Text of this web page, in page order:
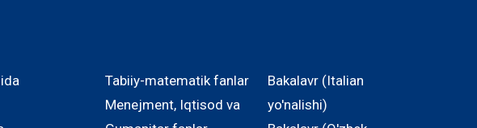
Tabiiy-matematik fanlar
Menejment, Iqtisod va
Bakalavr (Italian
yo'nalishi)